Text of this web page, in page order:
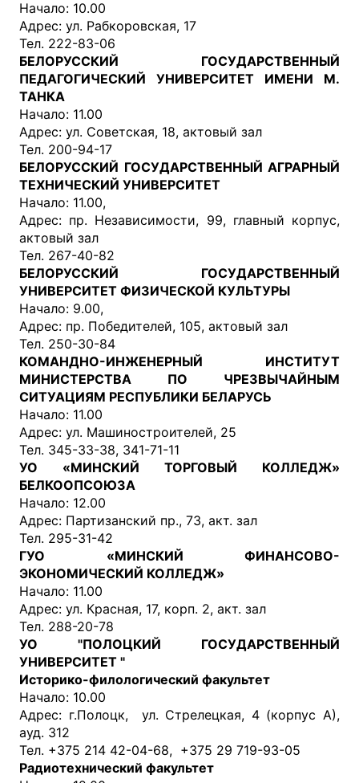
Начало: 10.00
Адрес: ул. Рабкоровская, 17
Тел. 222-83-06
БЕЛОРУССКИЙ ГОСУДАРСТВЕННЫЙ
ПЕДАГОГИЧЕСКИЙ УНИВЕРСИТЕТ ИМЕНИ М.
ТАНКА
Начало: 11.00
Адрес: ул. Советская, 18, актовый зал
Тел. 200-94-17
БЕЛОРУССКИЙ ГОСУДАРСТВЕННЫЙ АГРАРНЫЙ
ТЕХНИЧЕСКИЙ УНИВЕРСИТЕТ
Начало: 11.00,
Адрес: пр. Независимости, 99, главный корпус,
актовый зал
Тел. 267-40-82
БЕЛОРУССКИЙ ГОСУДАРСТВЕННЫЙ
УНИВЕРСИТЕТ ФИЗИЧЕСКОЙ КУЛЬТУРЫ
Начало: 9.00,
Адрес: пр. Победителей, 105, актовый зал
Тел. 250-30-84
КОМАНДНО-ИНЖЕНЕРНЫЙ ИНСТИТУТ
МИНИСТЕРСТВА ПО ЧРЕЗВЫЧАЙНЫМ
СИТУАЦИЯМ РЕСПУБЛИКИ БЕЛАРУСЬ
Начало: 11.00
Адрес: ул. Машиностроителей, 25
Тел. 345-33-38, 341-71-11
УО «МИНСКИЙ ТОРГОВЫЙ КОЛЛЕДЖ»
БЕЛКООПСОЮЗА
Начало: 12.00
Адрес: Партизанский пр., 73, акт. зал
Тел. 295-31-42
ГУО «МИНСКИЙ ФИНАНСОВО-
ЭКОНОМИЧЕСКИЙ КОЛЛЕДЖ»
Начало: 11.00
Адрес: ул. Красная, 17, корп. 2, акт. зал
Тел. 288-20-78
УО "ПОЛОЦКИЙ ГОСУДАРСТВЕННЫЙ
УНИВЕРСИТЕТ "
Историко-филологический факультет
Начало: 10.00
Адрес: г.Полоцк, ул. Стрелецкая, 4 (корпус А),
ауд. 312
Тел. +375 214 42-04-68, +375 29 719-93-05
Радиотехнический факультет